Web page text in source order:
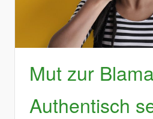
Mut zur
Authentisch